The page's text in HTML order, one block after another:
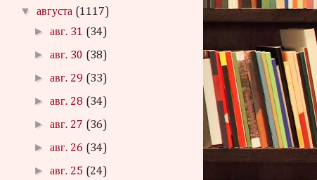
▼августа (1117)
►авг. 31 (34)
►авг. 30 (38)
►авг. 29 (33)
►авг. 28 (34)
►авг. 27 (36)
►авг. 26 (34)
►авг. 25 (24)